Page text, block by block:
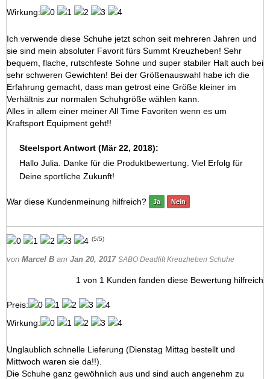
Wirkung:
Ich verwende diese Schuhe jetzt schon seit mehreren Jahren und
sie sind mein absoluter Favorit fürs Summt Kreuzheben! Sehr
bequem, flache, rutschfeste Sohne und super stabiler Halt auch bei
sehr schweren Gewichten! Bei der Größenauswahl habe ich die
Erfahrung gemacht, dass man getrost eine Größe kleiner im
Verhältnis zur normalen Schuhgröße wählen kann.
Alles in allem einer meiner All Time Favoriten wenn es um
Kraftsport Equipment geht!!
Steelsport Antwort (Mär 22, 2018):
Hallo Julia. Danke für die Produktbewertung. Viel Erfolg für
Deine sportliche Zukunft!
War diese Kundenmeinung hilfreich? Ja Nein
(5/5)
von Marcel B am Jan 20, 2017 SABO Deadlift Kreuzheben Schuhe
1 von 1 Kunden fanden diese Bewertung hilfreich
Preis:
Wirkung:
Unglaublich schnelle Lieferung (Dienstag Mittag bestellt und
Mittwoch waren sie da!!).
Die Schuhe ganz gewöhnlich aus und sind auch angenehm zu